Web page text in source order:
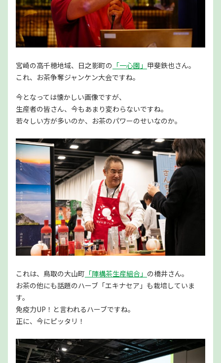
宮崎の高千穂地域、日之影町の 「一心園」 甲斐鉄也さん。
これ、お茶争奪ジャンケン大会ですね。
今となっては懐かしい画像ですが、
生産者の皆さん、今もあまり変わらないですね。
若々しい方が多いのか、お茶のパワーのせいなのか。
これは、鳥取の大山町 「陣構茶生産組合」 の橋井さん。
お茶の他にも話題のハーブ「エキナセア」も栽培していま
す。
免疫力UP！と言われるハーブですね。
正に、今にピッタリ！